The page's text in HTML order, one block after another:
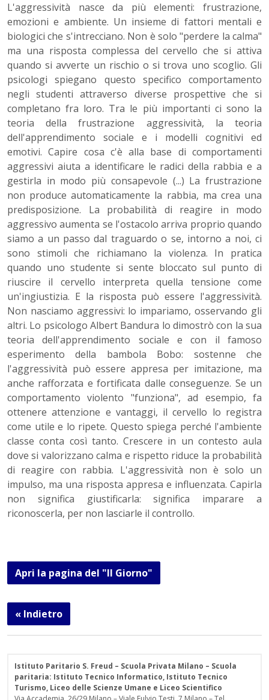
L'aggressività nasce da più elementi: frustrazione,
emozioni e ambiente. Un insieme di fattori mentali e
biologici che s'intrecciano. Non è solo "perdere la calma"
ma una risposta complessa del cervello che si attiva
quando si avverte un rischio o si trova uno scoglio. Gli
psicologi spiegano questo specifico comportamento
negli studenti attraverso diverse prospettive che si
completano fra loro. Tra le più importanti ci sono la
teoria della frustrazione aggressività, la teoria
dell'apprendimento sociale e i modelli cognitivi ed
emotivi. Capire cosa c'è alla base di comportamenti
aggressivi aiuta a identificare le radici della rabbia e a
gestirla in modo più consapevole (...) La frustrazione
non produce automaticamente la rabbia, ma crea una
predisposizione. La probabilità di reagire in modo
aggressivo aumenta se l'ostacolo arriva proprio quando
siamo a un passo dal traguardo o se, intorno a noi, ci
sono stimoli che richiamano la violenza. In pratica
quando uno studente si sente bloccato sul punto di
riuscire il cervello interpreta quella tensione come
un'ingiustizia. E la risposta può essere l'aggressività.
Non nasciamo aggressivi: lo impariamo, osservando gli
altri. Lo psicologo Albert Bandura lo dimostrò con la sua
teoria dell'apprendimento sociale e con il famoso
esperimento della bambola Bobo: sostenne che
l'aggressività può essere appresa per imitazione, ma
anche rafforzata e fortificata dalle conseguenze. Se un
comportamento violento "funziona", ad esempio, fa
ottenere attenzione e vantaggi, il cervello lo registra
come utile e lo ripete. Questo spiega perché l'ambiente
classe conta così tanto. Crescere in un contesto aula
dove si valorizzano calma e rispetto riduce la probabilità
di reagire con rabbia. L'aggressività non è solo un
impulso, ma una risposta appresa e influenzata. Capirla
non significa giustificarla: significa imparare a
riconoscerla, per non lasciarle il controllo.
Apri la pagina del "Il Giorno"
« Indietro
Istituto Paritario S. Freud – Scuola Privata Milano – Scuola
paritaria: Istituto Tecnico Informatico, Istituto Tecnico
Turismo, Liceo delle Scienze Umane e Liceo Scientifico